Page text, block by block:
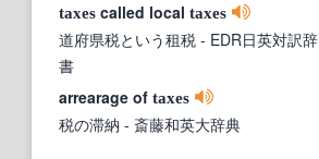
taxes called local taxes
道府県税という租税 - EDR日英対訳辞
書
arrearage of taxes
税の滞納 - 斎藤和英大辞典